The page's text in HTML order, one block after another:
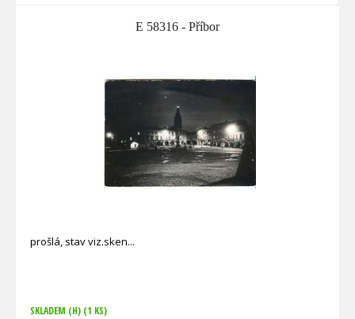
E 58316 - Příbor
prošlá, stav viz.sken
SKLADEM (H) (1 KS)